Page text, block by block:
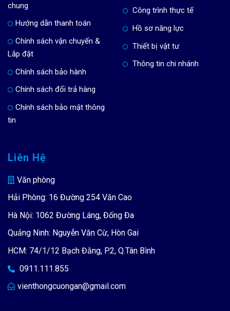
chung
Hướng dẫn thanh toán
Chính sách vận chuyển &
Lắp đặt
Chính sách bảo hành
Chính sách đổi trả hàng
Chính sách bảo mật thông
tin
Công trình thực tế
Hồ sơ năng lực
Thiết bị vật tư
Thông tin chi nhánh
Liên Hệ
Văn phòng
Hải Phòng: 16 Đường 254 Văn Cao
Hà Nội: 1062 Đường Láng, Đống Đa
Quảng Ninh: Nguyễn Văn Cừ, Hòn Gai
HCM: 74/1/12 Bạch Đằng, P.2, Q.Tân Bình
0911.111.855
vienthongcuongan@gmail.com